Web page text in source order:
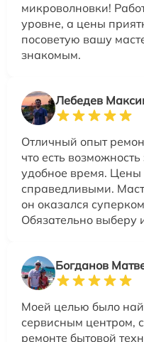
микроволновки!
уровне, а цены
посоветую вашу
знакомым.
Лебедев
Отличный опыт
что есть
удобное время. Цены
справедливыми.
он оказался
Обязательно выберу
Богданов
Моей целью было
сервисным центром,
ремонте бытовой